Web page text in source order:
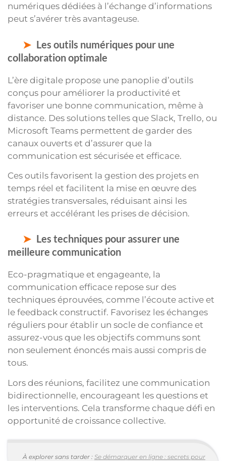
numériques dédiées à l’échange d’informations
peut s’avérer très avantageuse.
Les outils numériques pour une
collaboration optimale
L’ère digitale propose une panoplie d’outils
conçus pour améliorer la productivité et
favoriser une bonne communication, même à
distance. Des solutions telles que Slack, Trello, ou
Microsoft Teams permettent de garder des
canaux ouverts et d’assurer que la
communication est sécurisée et efficace.
Ces outils favorisent la gestion des projets en
temps réel et facilitent la mise en œuvre des
stratégies transversales, réduisant ainsi les
erreurs et accélérant les prises de décision.
Les techniques pour assurer une
meilleure communication
Eco-pragmatique et engageante, la
communication efficace repose sur des
techniques éprouvées, comme l’écoute active et
le feedback constructif. Favorisez les échanges
réguliers pour établir un socle de confiance et
assurez-vous que les objectifs communs sont
non seulement énoncés mais aussi compris de
tous.
Lors des réunions, facilitez une communication
bidirectionnelle, encourageant les questions et
les interventions. Cela transforme chaque défi en
opportunité de croissance collective.
À explorer sans tarder : Se démarquer en ligne : secrets pour